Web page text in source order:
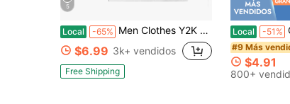
5
Local -65% Men Clothes Y2K Graphic Tee, Streetwear Men Anime Shirt, Men Hip-Hop Retro Broken Head Print, Summer Clothes Casual Short Sleeve Top
$6.99 3k+ vendidos
Free Shipping
Local -51%
#9 Más
$4.91
800+